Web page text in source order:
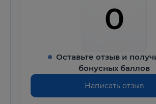
0
Оставьте отзыв и
бонусных баллов
Написать отзыв